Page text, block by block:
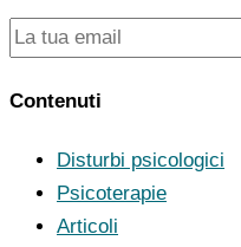
Contenuti
Disturbi psicologici
Psicoterapie
Articoli